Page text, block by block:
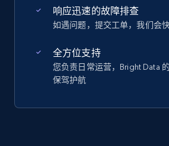
响应迅速的故障排查
如遇问题，提交工单，我们会
全方位支持
您负责日常运营，Bright Data
保驾护航